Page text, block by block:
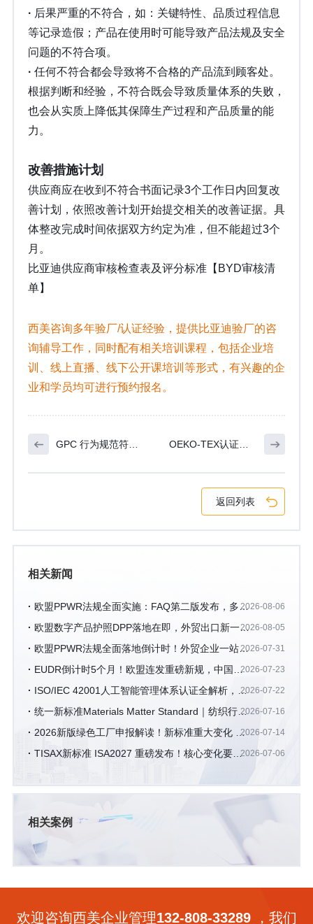
· 后果严重的不符合，如：关键特性、品质过程信息
等记录造假；产品在使用时可能导致产品法规及安全
问题的不符合项。
· 任何不符合都会导致将不合格的产品流到顾客处。
根据判断和经验，不符合既会导致质量体系的失败，
也会从实质上降低其保障生产过程和产品质量的能
力。
改善措施计划
供应商应在收到不符合书面记录3个工作日内回复改
善计划，依照改善计划开始提交相关的改善证据。具
体整改完成时间依据双方约定为准，但不能超过3个
月。
比亚迪供应商审核检查表及评分标准【BYD审核清
单】
西美咨询多年验厂/认证经验，提供比亚迪验厂的咨
询辅导工作，同时配有相关培训课程，包括企业培
训、线上直播、线下公开课培训等形式，有兴趣的企
业和学员均可进行预约报名。
GPC 行为规范符合
OEKO-TEX认证需
检测什么项目？OE
KO认证问题答疑
返回列表
相关新闻
欧盟PPWR法规全面实施：FAQ第二版发布，多项
关键问题获官方澄清
2026-08-06
欧盟数字产品护照DPP落地在即，外贸出口新一轮
数字化合规浪潮来袭
2026-08-05
欧盟PPWR法规全面落地倒计时！外贸企业一站式
合规操作指南
2026-07-31
EUDR倒计时5个月！欧盟连发重磅新规，中国企
业合规路线图全解析
2026-07-23
ISO/IEC 42001人工智能管理体系认证全解析，AI
企业出海合规必备资质
2026-07-22
统一新标准Materials Matter Standard｜纺织行业
可持续认证新纪元的开启
2026-07-16
2026新版绿色工厂申报解读！新标准重大变化 +
硬性评审要求拆解
2026-07-14
TISAX新标准 ISA2027 重磅发布！核心变化要点2026-07-06
相关案例
欢迎咨询西美企业管理132-808-33289，我们